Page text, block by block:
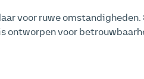
voor ruwe omstandigheden.
ontworpen voor